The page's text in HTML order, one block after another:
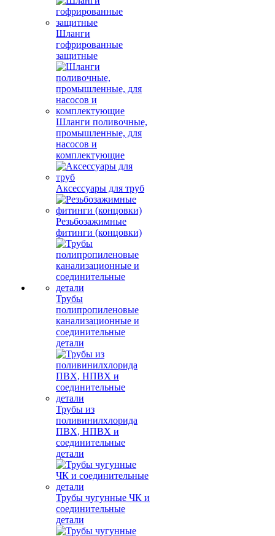
Шланги
гофрированные
защитные
Шланги поливочные,
промышленные, для
насосов и
комплектующие
Аксессуары для труб
Резьбозажимные
фитинги (концовки)
Трубы
полипропиленовые
канализационные и
соединительные
детали
Трубы из
поливинилхлорида
ПВХ, НПВХ и
соединительные
детали
Трубы чугунные ЧК и
соединительные
детали